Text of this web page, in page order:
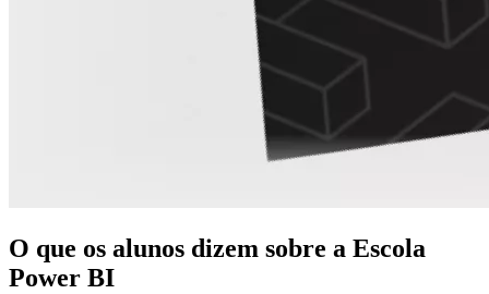
O que os alunos dizem sobre a Escola
Power BI